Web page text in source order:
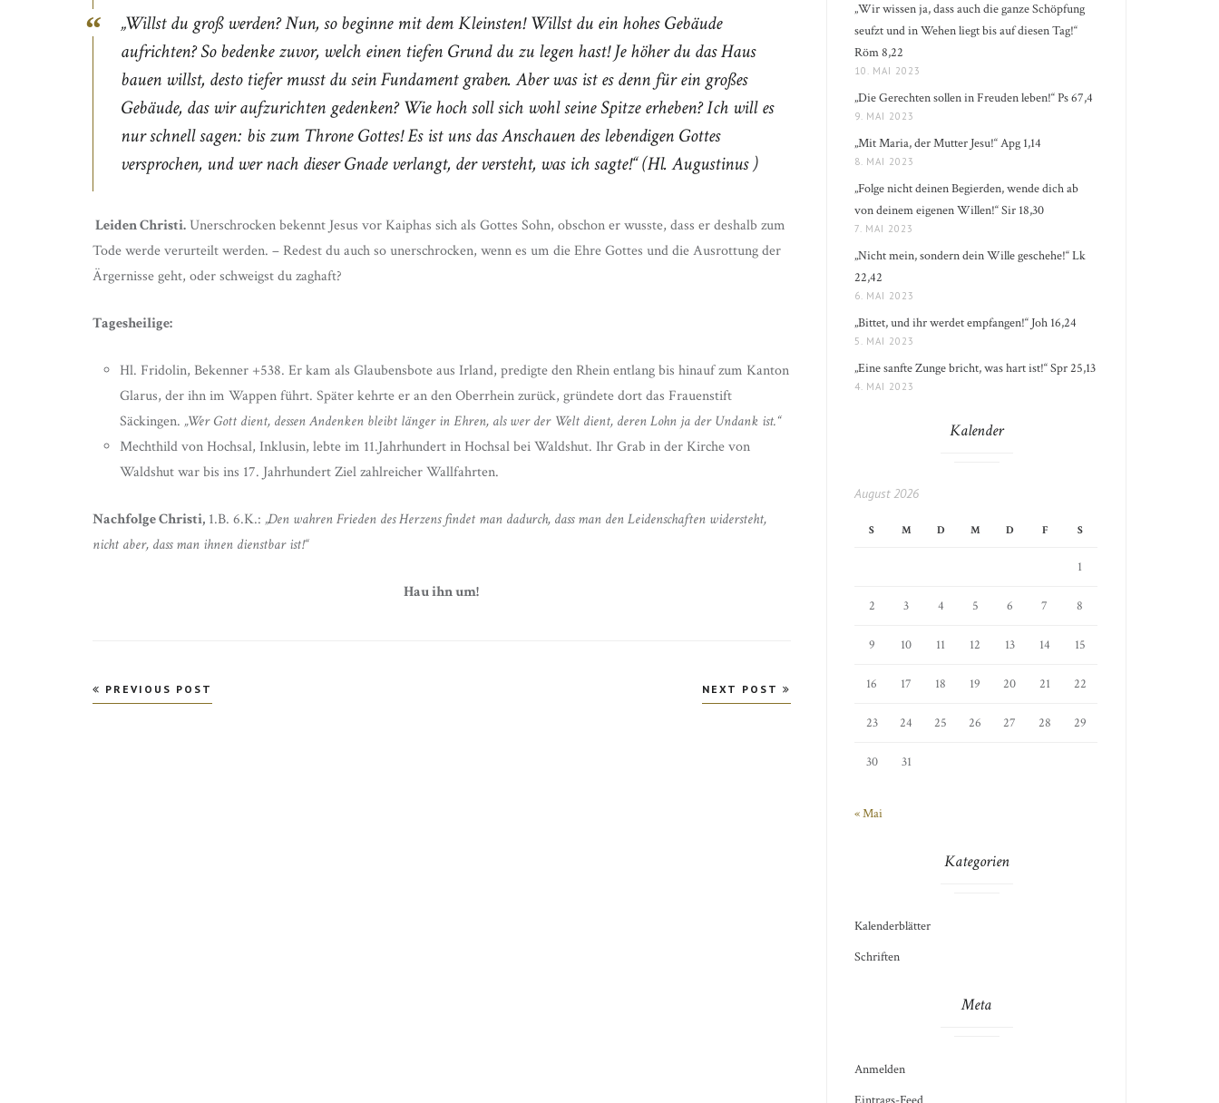
„Willst du groß werden? Nun, so beginne mit dem Kleinsten! Willst du ein hohes Gebäude
aufrichten? So bedenke zuvor, welch einen tiefen Grund du zu legen hast! Je höher du das Haus
bauen willst, desto tiefer musst du sein Fundament graben. Aber was ist es denn für ein großes
Gebäude, das wir aufzurichten gedenken? Wie hoch soll sich wohl seine Spitze erheben? Ich will es
nur schnell sagen: bis zum Throne Gottes! Es ist uns das Anschauen des lebendigen Gottes
versprochen, und wer nach dieser Gnade verlangt, der versteht, was ich sagte!“ (Hl. Augustinus )
Leiden Christi. Unerschrocken bekennt Jesus vor Kaiphas sich als Gottes Sohn, obschon er wusste, dass er deshalb zum
Tode werde verurteilt werden. – Redest du auch so unerschrocken, wenn es um die Ehre Gottes und die Ausrottung der
Ärgernisse geht, oder schweigst du zaghaft?
Tagesheilige:
Hl. Fridolin, Bekenner +538. Er kam als Glaubensbote aus Irland, predigte den Rhein entlang bis hinauf zum Kanton
Glarus, der ihn im Wappen führt. Später kehrte er an den Oberrhein zurück, gründete dort das Frauenstift
Säckingen. „Wer Gott dient, dessen Andenken bleibt länger in Ehren, als wer der Welt dient, deren Lohn ja der Undank ist.“
Mechthild von Hochsal, Inklusin, lebte im 11.Jahrhundert in Hochsal bei Waldshut. Ihr Grab in der Kirche von
Waldshut war bis ins 17. Jahrhundert Ziel zahlreicher Wallfahrten.
Nachfolge Christi, 1.B. 6.K.: „Den wahren Frieden des Herzens findet man dadurch, dass man den Leidenschaften widersteht,
nicht aber, dass man ihnen dienstbar ist!“
Hau ihn um!
Beitragsnavigation
PREVIOUS POST NEXT POST
„Wir wissen ja, dass auch die ganze Schöpfung
seufzt und in Wehen liegt bis auf diesen Tag!“
Röm 8,22
10. MAI 2023
„Die Gerechten sollen in Freuden leben!“ Ps 67,4
9. MAI 2023
„Mit Maria, der Mutter Jesu!“ Apg 1,14
8. MAI 2023
„Folge nicht deinen Begierden, wende dich ab
von deinem eigenen Willen!“ Sir 18,30
7. MAI 2023
„Nicht mein, sondern dein Wille geschehe!“ Lk
22,42
6. MAI 2023
„Bittet, und ihr werdet empfangen!“ Joh 16,24
5. MAI 2023
„Eine sanfte Zunge bricht, was hart ist!“ Spr 25,13
4. MAI 2023
Kalender
August 2026
S M D M D F S
1
2 3 4 5 6 7 8
9 10 11 12 13 14 15
16 17 18 19 20 21 22
23 24 25 26 27 28 29
30 31
« Mai
Kategorien
Kalenderblätter
Schriften
Meta
Anmelden